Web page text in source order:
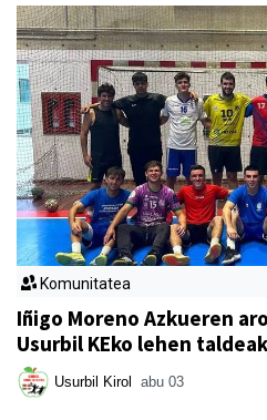
Komunitatea
Iñigo Moreno Azkueren
Usurbil KEko lehen taldeak
Usurbil Kirol abu 03